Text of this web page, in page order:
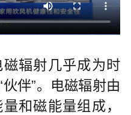
辐射几乎成为时
伴”。电磁辐射由
和磁能量组成，